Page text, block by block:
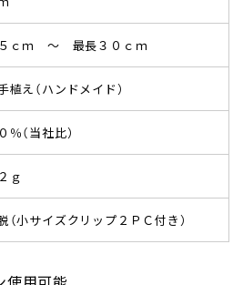
ｃｍ ～ 最長３０ｃｍ
植え（ハンドメイド）
％（当社比）
ｇ
（小サイズクリップ２ＰＣ付き）